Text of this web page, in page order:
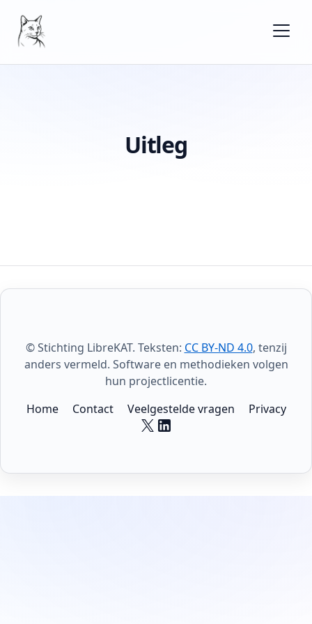
Uitleg
© Stichting LibreKAT. Teksten: CC BY-ND 4.0, tenzij
anders vermeld. Software en methodieken volgen
hun projectlicentie.
Home
Contact Veelgestelde vragen Privacy